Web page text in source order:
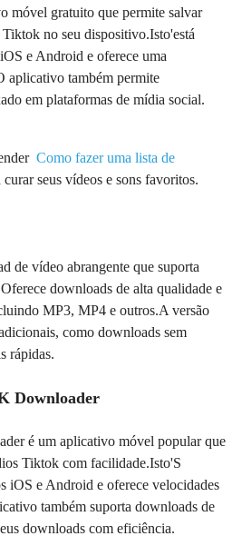
móvel gratuito que permite salvar
no seu dispositivo.Isto'está
e Android e oferece uma
aplicativo também permite
em plataformas de mídia social.
Como fazer uma lista de
curar seus vídeos e sons favoritos.
de vídeo abrangente que suporta
downloads de alta qualidade e
MP3, MP4 e outros.A versão
como downloads sem
rápidas.
Downloader
é um aplicativo móvel popular que
Tiktok com facilidade.Isto'S
iOS e Android e oferece velocidades
também suporta downloads de
downloads com eficiência.